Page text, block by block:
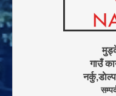
गाउँ